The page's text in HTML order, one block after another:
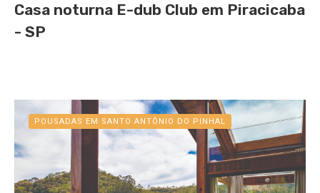
Casa noturna E-dub Club em Piracicaba
- SP
POUSADAS EM SANTO ANTÔNIO DO PINHAL